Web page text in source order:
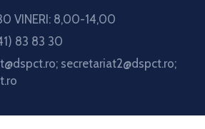
VINERI: 8,00-14,00
83 83 30
secretariat2@dspct.ro;